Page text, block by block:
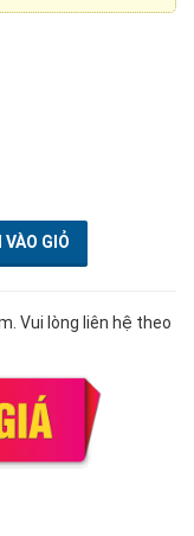
Vui lòng liên hệ theo